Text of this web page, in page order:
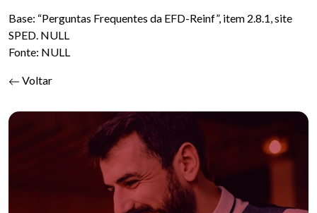
Base: “Perguntas Frequentes da EFD-Reinf”, item 2.8.1, site
SPED. NULL
Fonte: NULL
Voltar